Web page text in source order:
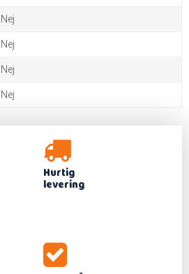
Nej
Nej
Nej
Nej
Hurtig
levering